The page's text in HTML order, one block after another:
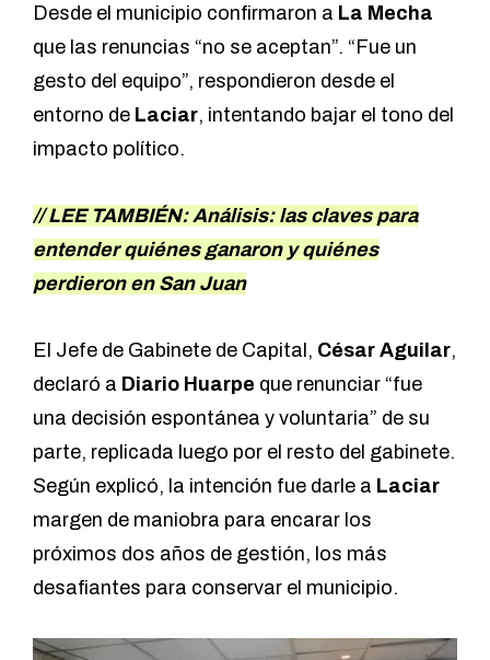
Desde el municipio confirmaron a La Mecha
que las renuncias “no se aceptan”. “Fue un
gesto del equipo”, respondieron desde el
entorno de Laciar, intentando bajar el tono del
impacto político.
// LEE TAMBIÉN:Análisis: las claves para
entender quiénes ganaron y quiénes
perdieron en San Juan
El Jefe de Gabinete de Capital, César Aguilar,
declaró a Diario Huarpe que renunciar “fue
una decisión espontánea y voluntaria” de su
parte, replicada luego por el resto del gabinete.
Según explicó, la intención fue darle a Laciar
margen de maniobra para encarar los
próximos dos años de gestión, los más
desafiantes para conservar el municipio.